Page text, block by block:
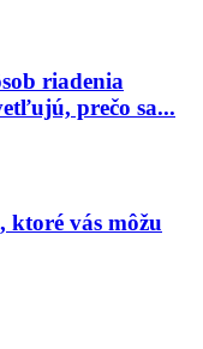
riadenia
prečo sa...
ktoré vás môžu